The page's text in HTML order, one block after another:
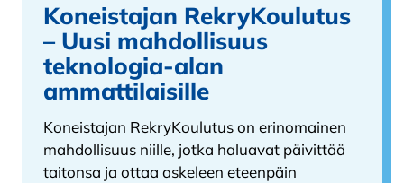
Koneistajan RekryKoulutus
– Uusi mahdollisuus
teknologia-alan
ammattilaisille
Koneistajan RekryKoulutus on erinomainen
mahdollisuus niille, jotka haluavat päivittää
taitonsa ja ottaa askeleen eteenpäin